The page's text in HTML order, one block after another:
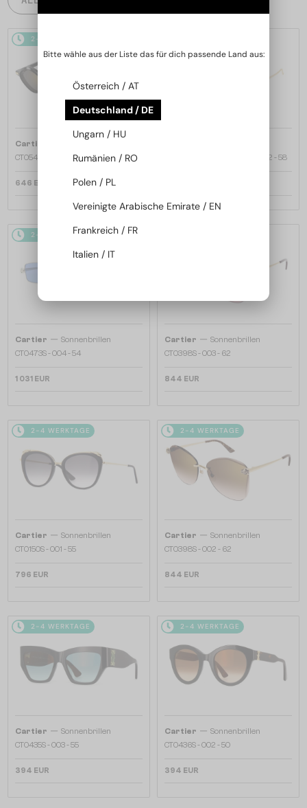
2-4 WERKTAGE
Cartier
CT0540S - 001 - 48
646 EUR
CT0545S Clash de Cartier - 002 - 58
2-4 WERKTAGE
Cartier — Sonnenbrillen
CT0473S - 004 - 54
1 031 EUR
Cartier — Sonnenbrillen
CT0398S - 003 - 62
844 EUR
2-4 WERKTAGE
Cartier — Sonnenbrillen
CT0150S - 001 - 55
796 EUR
2-4 WERKTAGE
Cartier — Sonnenbrillen
CT0398S - 002 - 62
844 EUR
2-4 WERKTAGE
Cartier — Sonnenbrillen
CT0435S - 003 - 55
394 EUR
2-4 WERKTAGE
Cartier — Sonnenbrillen
CT0436S - 002 - 50
394 EUR
Bitte wähle aus der Liste das für dich passende Land aus:
Österreich / AT
Deutschland / DE
Ungarn / HU
Rumänien / RO
Polen / PL
Vereinigte Arabische Emirate / EN
Frankreich / FR
Italien / IT